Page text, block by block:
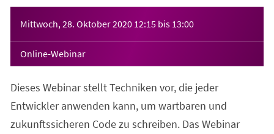
Mittwoch, 28. Oktober 2020 12:15 bis 13:00
Online-Webinar
Dieses Webinar stellt Techniken vor, die jeder
Entwickler anwenden kann, um wartbaren und
zukunftssicheren Code zu schreiben. Das Webinar